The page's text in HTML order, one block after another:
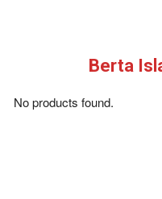
Berta
No products found.